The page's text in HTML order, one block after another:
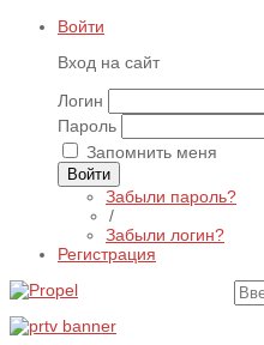
Войти
Вход на сайт
Логин
Пароль
Запомнить меня
Войти
Забыли пароль?
/
Забыли логин?
Регистрация